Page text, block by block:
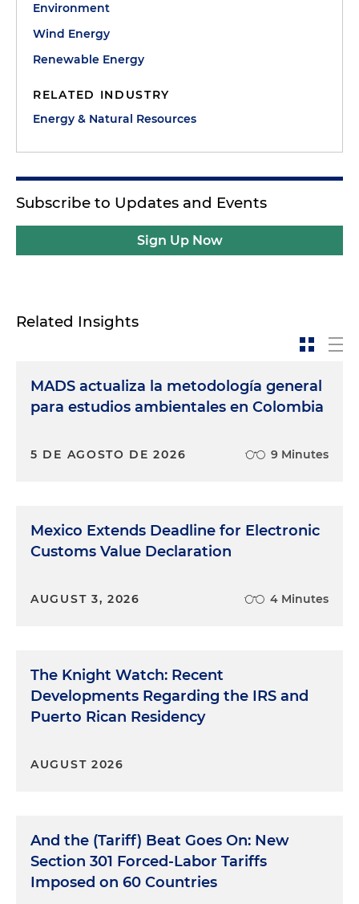
Environment
Wind Energy
Renewable Energy
RELATED INDUSTRY
Energy & Natural Resources
Subscribe to Updates and Events
Sign Up Now
Related Insights
MADS actualiza la metodología general
para estudios ambientales en Colombia
5 DE AGOSTO DE 2026 9 Minutes
Mexico Extends Deadline for Electronic
Customs Value Declaration
AUGUST 3, 2026 4 Minutes
The Knight Watch: Recent
Developments Regarding the IRS and
Puerto Rican Residency
AUGUST 2026
And the (Tariff) Beat Goes On: New
Section 301 Forced-Labor Tariffs
Imposed on 60 Countries